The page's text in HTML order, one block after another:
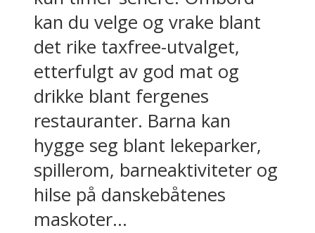
kan du velge og vrake blant
det rike taxfree-utvalget,
etterfulgt av god mat og
drikke blant fergenes
restauranter. Barna kan
hygge seg blant lekeparker,
spillerom, barneaktiviteter og
hilse på danskebåtenes
maskoter...